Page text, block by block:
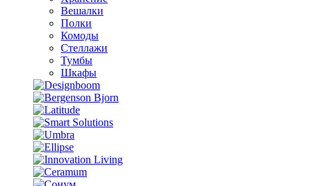
Вешалки
Полки
Комоды
Стеллажи
Тумбы
Шкафы